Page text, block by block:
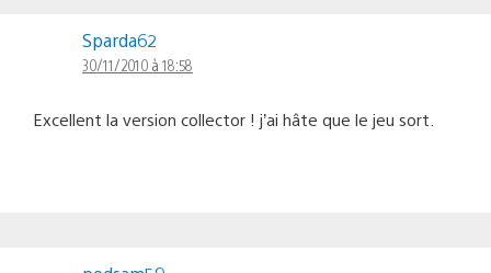
Sparda62
30/11/2010 à 18:58
Excellent la version collector ! j’ai hâte que le jeu sort.